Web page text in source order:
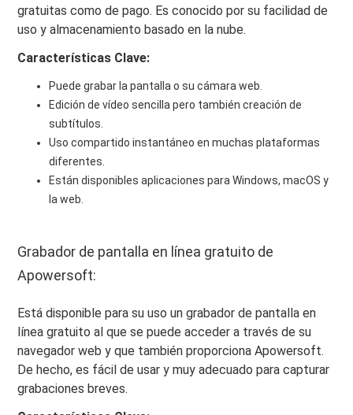
gratuitas como de pago. Es conocido por su facilidad de
uso y almacenamiento basado en la nube.
Características Clave:
Puede grabar la pantalla o su cámara web.
Edición de vídeo sencilla pero también creación de
subtítulos.
Uso compartido instantáneo en muchas plataformas
diferentes.
Están disponibles aplicaciones para Windows, macOS y
la web.
Grabador de pantalla en línea gratuito de
Apowersoft:
Está disponible para su uso un grabador de pantalla en
línea gratuito al que se puede acceder a través de su
navegador web y que también proporciona Apowersoft.
De hecho, es fácil de usar y muy adecuado para capturar
grabaciones breves.